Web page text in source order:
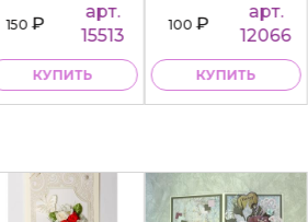
150₽
арт.
15513
КУПИТЬ
100₽
арт.
12066
КУПИТЬ